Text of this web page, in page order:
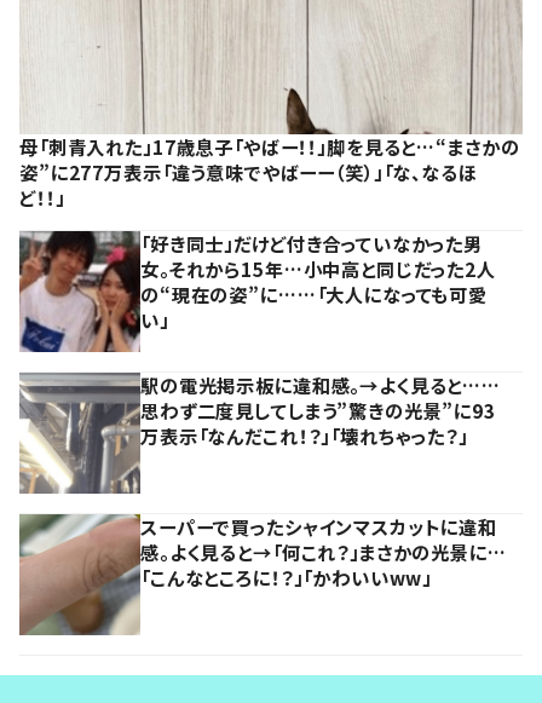
母「刺青入れた」17歳息子「やばー！！」脚を見ると…“まさかの
姿”に277万表示「違う意味でやばーー（笑）」「な、なるほ
ど！！」
「好き同士」だけど付き合っていなかった男
女。それから15年…小中高と同じだった2人
の“現在の姿”に……「大人になっても可愛
い」
駅の電光掲示板に違和感。→よく見ると……
思わず二度見してしまう”驚きの光景”に93
万表示「なんだこれ！？」「壊れちゃった？」
スーパーで買ったシャインマスカットに違和
感。よく見ると→「何これ？」まさかの光景に…
「こんなところに！？」「かわいいww」